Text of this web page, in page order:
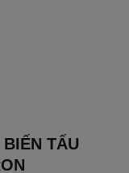
BIẾN TẤU